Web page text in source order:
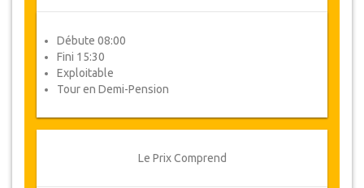
Débute 08:00
Fini 15:30
Exploitable
Tour en Demi-Pension
Le Prix Comprend